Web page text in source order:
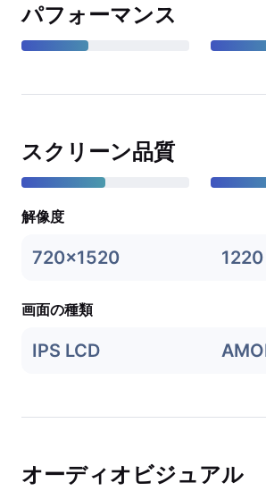
パフォーマンス
スクリーン品質
解像度
720x1520
画面の種類
IPS LCD
オーディオビジュアル